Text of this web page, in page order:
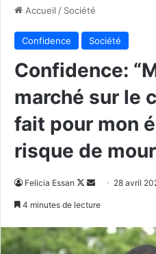
Accueil / Société
Confidence Société
Confidence:
marché sur le
fait pour mon
risque de
Felicia Essan
Follow
Envoyer28 avril
4 minutes de lecture